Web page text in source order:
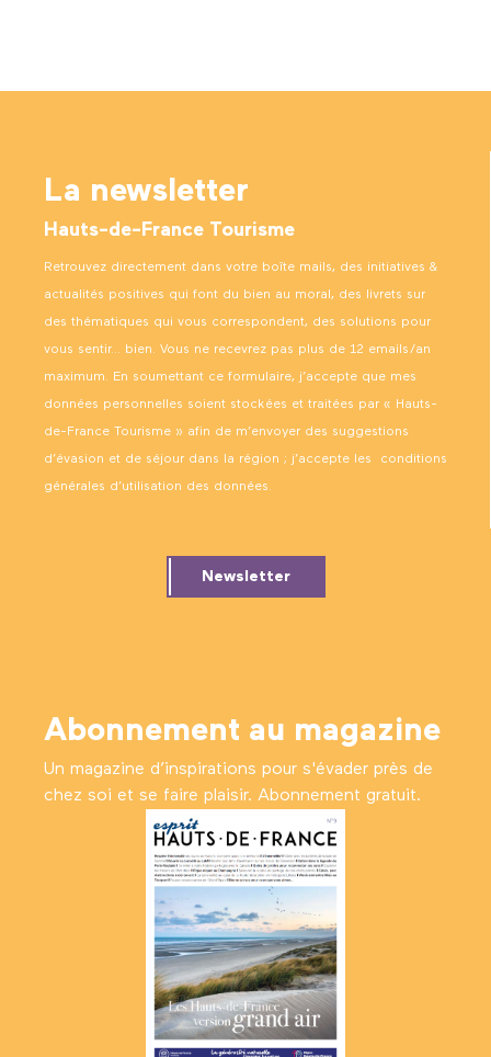
Château de Condé, demeure des Princes
Donjon et parc du château de Vic-sur-Aisne
Musée de Vassogne, Centre historique du Monde du Travail
Abbaye de Vauclair
Ensemble abbatial Saint-Martin
Cathédrale Notre-Dame de Laon
La newsletter
Hauts-de-France Tourisme
Retrouvez directement dans votre boîte mails, des initiatives &
actualités positives qui font du bien au moral, des livrets sur
des thématiques qui vous correspondent, des solutions pour
vous sentir… bien. Vous ne recevrez pas plus de 12 emails/an
maximum. En soumettant ce formulaire, j’accepte que mes
données personnelles soient stockées et traitées par « Hauts-
de-France Tourisme » afin de m’envoyer des suggestions
d’évasion et de séjour dans la région ; j’accepte les conditions
générales d’utilisation des données.
Newsletter
Abonnement au magazine
Un magazine d’inspirations pour s'évader près de
chez soi et se faire plaisir. Abonnement gratuit.